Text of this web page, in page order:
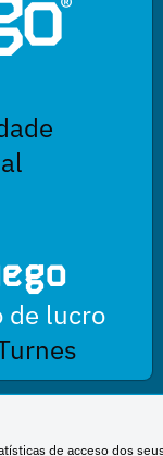
de lucro
Reconocimiento-
de acceso dos